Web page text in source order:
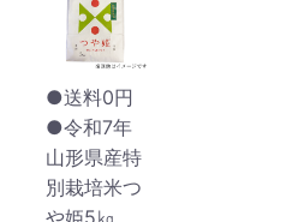
●送料0円
●令和7年
山形県産特
別栽培米つ
や姫5㎏